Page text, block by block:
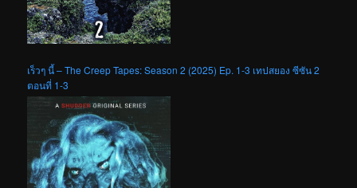
เร็วๆ นี้ – The Creep Tapes: Season 2 (2025) Ep. 1-3 เทปสยอง ซีซัน 2
ตอนที่ 1-3